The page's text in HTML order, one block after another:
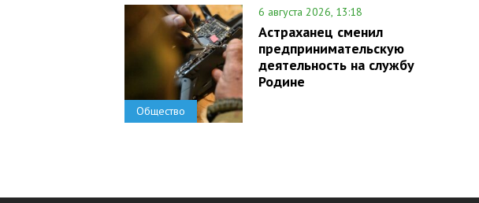
Общество
6 августа 2026, 13:18
Астраханец сменил
предпринимательскую
деятельность на службу
Родине